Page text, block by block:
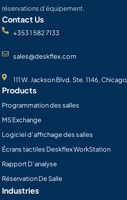
réservations d'équipement.
Contact Us
+353 1 582 7133
sales@deskflex.com
111 W. Jackson Blvd. Ste. 1146,
Products
Programmation des salles
MS Exchange
Logiciel d’affichage des salles
Écrans tactiles Deskflex WorkStation
Rapport D’analyse
Réservation De Salle
Industries